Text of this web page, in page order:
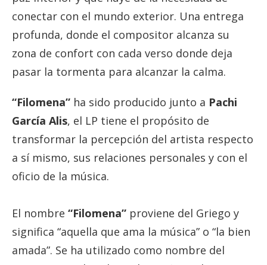
conectar con el mundo exterior. Una entrega
profunda, donde el compositor alcanza su
zona de confort con cada verso donde deja
pasar la tormenta para alcanzar la calma.
“Filomena” ha sido producido junto a Pachi
García Alis, el LP tiene el propósito de
transformar la percepción del artista respecto
a sí mismo, sus relaciones personales y con el
oficio de la música.
El nombre “Filomena” proviene del Griego y
significa “aquella que ama la música” o “la bien
amada”. Se ha utilizado como nombre del